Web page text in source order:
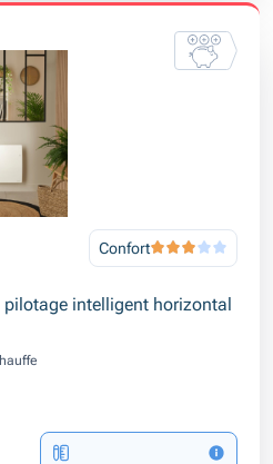
Confort
intelligent horizontal